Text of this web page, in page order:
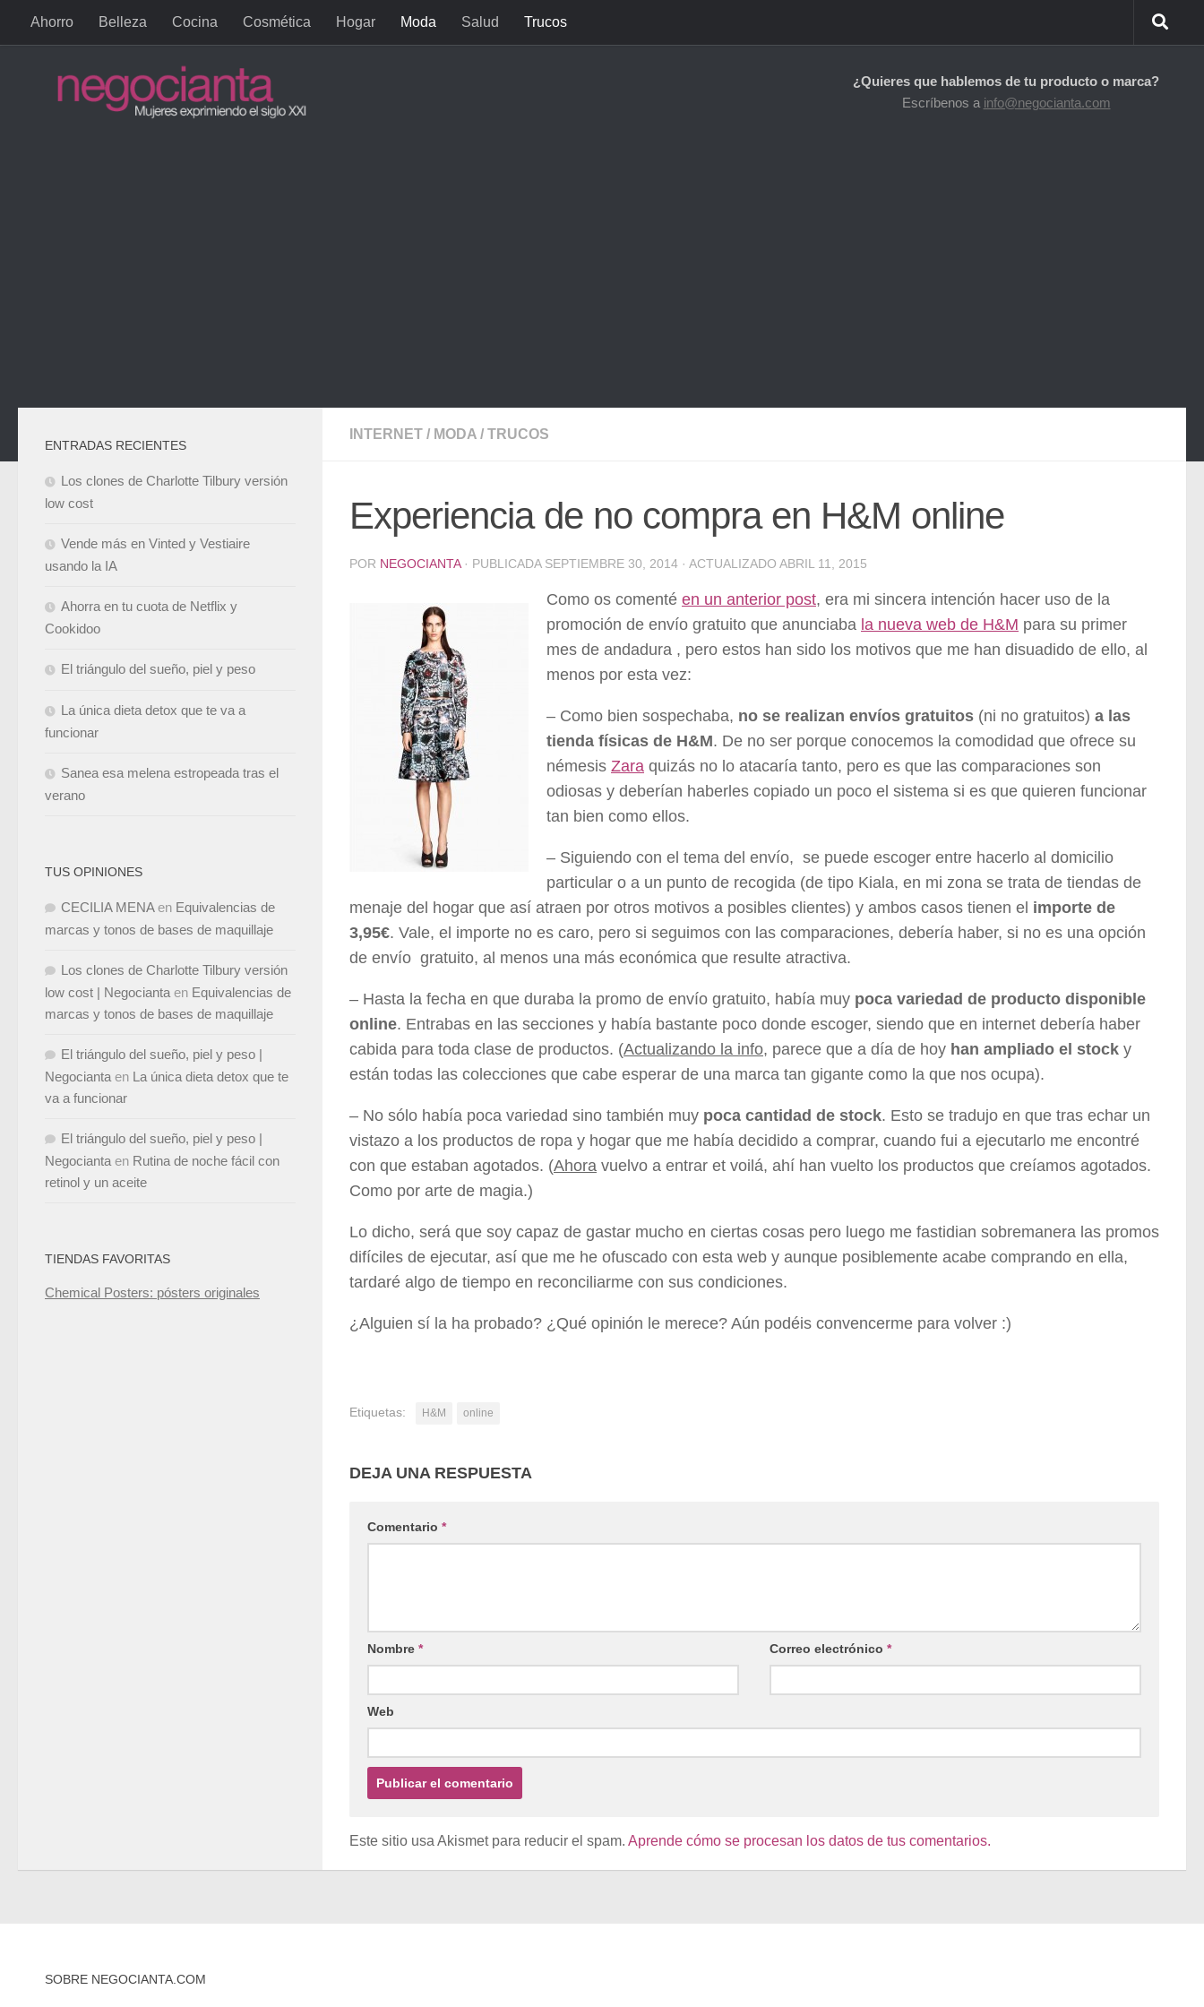
Saltar al contenido
Ahorro Belleza Cocina Cosmética Hogar Moda Salud Trucos
¿Quieres que hablemos de tu producto o marca?
Escríbenos a info@negocianta.com
INTERNET / MODA / TRUCOS
Experiencia de no compra en H&M online
POR NEGOCIANTA · PUBLICADA SEPTIEMBRE 30, 2014 · ACTUALIZADO ABRIL 11, 2015
Como os comenté en un anterior post, era mi sincera intención hacer uso de la
promoción de envío gratuito que anunciaba la nueva web de H&M para su primer
mes de andadura , pero estos han sido los motivos que me han disuadido de ello, al
menos por esta vez:
– Como bien sospechaba, no se realizan envíos gratuitos (ni no gratuitos) a las
tienda físicas de H&M. De no ser porque conocemos la comodidad que ofrece su
némesis Zara quizás no lo atacaría tanto, pero es que las comparaciones son
odiosas y deberían haberles copiado un poco el sistema si es que quieren funcionar
tan bien como ellos.
– Siguiendo con el tema del envío, se puede escoger entre hacerlo al domicilio
particular o a un punto de recogida (de tipo Kiala, en mi zona se trata de tiendas de
menaje del hogar que así atraen por otros motivos a posibles clientes) y ambos casos tienen el importe de
3,95€. Vale, el importe no es caro, pero si seguimos con las comparaciones, debería haber, si no es una opción
de envío gratuito, al menos una más económica que resulte atractiva.
– Hasta la fecha en que duraba la promo de envío gratuito, había muy poca variedad de producto disponible
online. Entrabas en las secciones y había bastante poco donde escoger, siendo que en internet debería haber
cabida para toda clase de productos. (Actualizando la info, parece que a día de hoy han ampliado el stock y
están todas las colecciones que cabe esperar de una marca tan gigante como la que nos ocupa).
– No sólo había poca variedad sino también muy poca cantidad de stock. Esto se tradujo en que tras echar un
vistazo a los productos de ropa y hogar que me había decidido a comprar, cuando fui a ejecutarlo me encontré
con que estaban agotados. (Ahora vuelvo a entrar et voilá, ahí han vuelto los productos que creíamos agotados.
Como por arte de magia.)
Lo dicho, será que soy capaz de gastar mucho en ciertas cosas pero luego me fastidian sobremanera las promos
difíciles de ejecutar, así que me he ofuscado con esta web y aunque posiblemente acabe comprando en ella,
tardaré algo de tiempo en reconciliarme con sus condiciones.
¿Alguien sí la ha probado? ¿Qué opinión le merece? Aún podéis convencerme para volver :)
Etiquetas: H&M online
DEJA UNA RESPUESTA
Comentario *
Nombre * Correo electrónico*
Web
Este sitio usa Akismet para reducir el spam. Aprende cómo se procesan los datos de tus comentarios.
ENTRADAS RECIENTES
Los clones de Charlotte Tilbury versión
low cost
Vende más en Vinted y Vestiaire
usando la IA
Ahorra en tu cuota de Netflix y
Cookidoo
El triángulo del sueño, piel y peso
La única dieta detox que te va a
funcionar
Sanea esa melena estropeada tras el
verano
TUS OPINIONES
CECILIA MENAen Equivalencias de
marcas y tonos de bases de maquillaje
Los clones de Charlotte Tilbury versión
low cost | Negocianta en Equivalencias de
marcas y tonos de bases de maquillaje
El triángulo del sueño, piel y peso |
Negocianta en La única dieta detox que te
va a funcionar
El triángulo del sueño, piel y peso |
Negocianta en Rutina de noche fácil con
retinol y un aceite
TIENDAS FAVORITAS
Chemical Posters: pósters originales
SOBRE NEGOCIANTA.COM